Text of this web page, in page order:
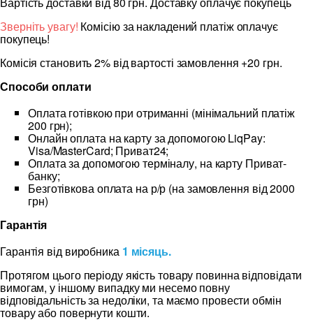
Зверніть увагу! Комісію за накладений платіж оплачує
покупець!
Комісія становить 2% від вартості замовлення +20 грн.
Способи оплати
Оплата готівкою при отриманні (мінімальний платіж
200 грн);
Онлайн оплата на карту за допомогою LiqPay:
Visa/MasterCard; Приват24;
Оплата за допомогою терміналу, на карту Приват-
банку;
Безготівкова оплата на р/р (на замовлення від 2000
грн)
Гарантія
Гарантія від виробника 1 місяць.
Протягом цього періоду якість товару повинна відповідати
вимогам, у іншому випадку ми несемо повну
відповідальність за недоліки, та маємо провести обмін
товару або повернути кошти.